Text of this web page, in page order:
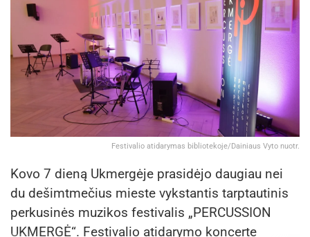
Festivalio atidarymas bibliotekoje/Dainiaus Vyto nuotr.
Kovo 7 dieną Ukmergėje prasidėjo daugiau nei
du dešimtmečius mieste vykstantis tarptautinis
perkusinės muzikos festivalis „PERCUSSION
UKMERGĖ“. Festivalio atidarymo koncerte